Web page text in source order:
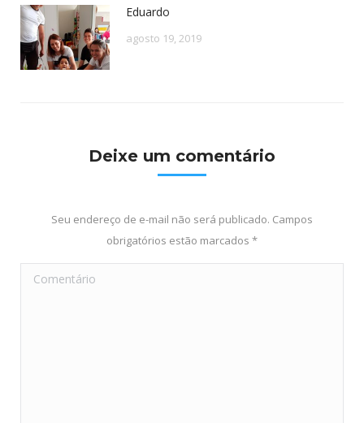
Eduardo
agosto 19, 2019
Deixe um comentário
Seu endereço de e-mail não será publicado. Campos
obrigatórios estão marcados *
Comentário